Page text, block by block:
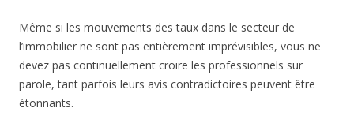
Même si les mouvements des taux dans le secteur de
l’immobilier ne sont pas entièrement imprévisibles, vous ne
devez pas continuellement croire les professionnels sur
parole, tant parfois leurs avis contradictoires peuvent être
étonnants.